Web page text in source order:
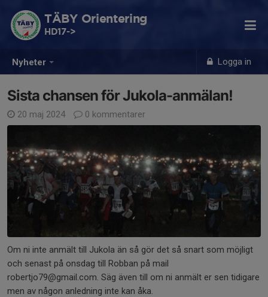
Nyheter Logga in
TÄBY Orientering
HD17->
Sista chansen för Jukola-anmälan!
20 maj 2024 0 kommentarer
Om ni inte anmält till Jukola än så gör det så snart som möjligt
och senast på onsdag till Robban på mail
robertjo79@gmail.com. Säg även till om ni anmält er sen tidigare
men av någon anledning inte kan åka.